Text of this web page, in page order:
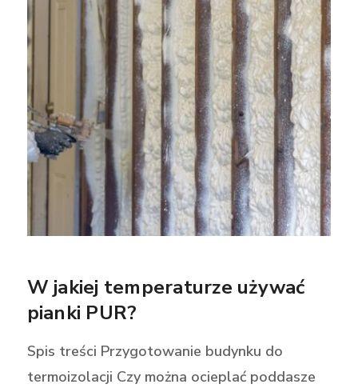
W jakiej temperaturze używać
pianki PUR?
Spis treści Przygotowanie budynku do
termoizolacji Czy można ocieplać poddasze